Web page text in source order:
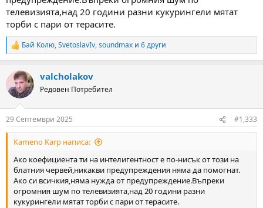
телевизията,над 20 години разни кукурингели мятат
торби с пари от терасите.
R
e
c
t
i
s
:
Бай Колю,SvetoslavIv,soundmax и 6 други
valcholakov
Редовен Потребител
29 Септември 2025 #1,333
Kameno Karp написа:
Ако коефициента ти на интелигентност е по-нисък от този на
блатния червей,никакви предупреждения няма да помогнат.
Ако си всичкия,няма нужда от предупреждение.Въпреки
огромния шум по телевизията,над 20 години разни
кукурингели мятат торби с пари от терасите.